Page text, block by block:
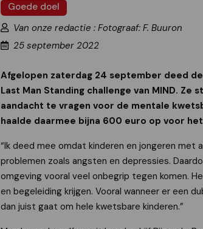
Goede doel
Van onze redactie : Fotograaf: F. Buuron
25 september 2022
Afgelopen zaterdag 24 september deed
Last Man Standing challenge van MIND. Ze
aandacht te vragen voor de mentale
haalde daarmee bijna 600 euro op voor
“Ik deed mee omdat kinderen en jongeren
problemen zoals angsten en depressies.
omgeving vooral veel onbegrip tegen komen.
en begeleiding krijgen. Vooral wanneer er een
dan juist gaat om hele kwetsbare kinderen.”